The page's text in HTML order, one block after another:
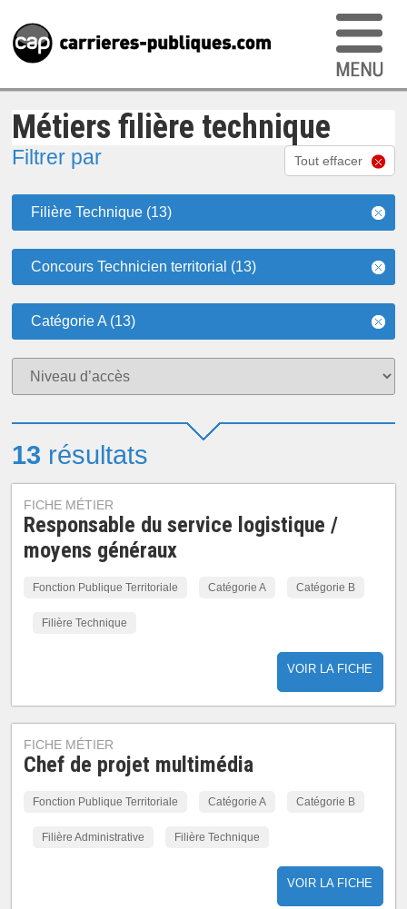
Métiers filière technique
Filtrer par Tout effacer
Filière Technique (13)
Concours Technicien territorial (13)
Catégorie A (13)
13 résultats
FICHE MÉTIER
Responsable du service logistique /
moyens généraux
Fonction Publique Territoriale Catégorie A Catégorie B
Filière Technique
VOIR LA FICHE
FICHE MÉTIER
Chef de projet multimédia
Fonction Publique Territoriale Catégorie A Catégorie B
Filière Administrative Filière Technique
VOIR LA FICHE